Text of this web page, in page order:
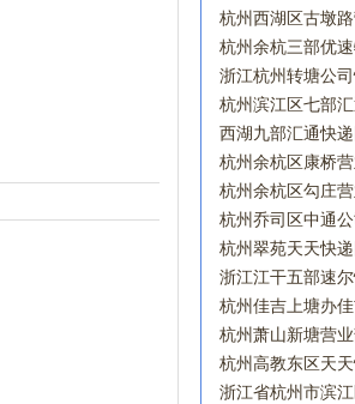
杭州西湖区古墩
杭州余杭三部优
浙江杭州转塘公
杭州滨江区七部
西湖九部汇通快
杭州余杭区康桥
杭州余杭区勾庄
杭州乔司区中通
杭州翠苑天天快
浙江江干五部速
杭州佳吉上塘办
杭州萧山新塘营
杭州高教东区天
浙江省杭州市滨